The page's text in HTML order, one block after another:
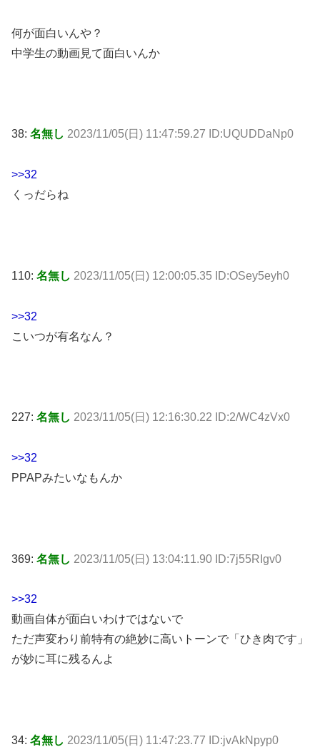
何が面白いんや？
中学生の動画見て面白いんか
38: 名無し 2023/11/05(日) 11:47:59.27 ID:UQUDDaNp0
>>32
くっだらね
110: 名無し 2023/11/05(日) 12:00:05.35 ID:OSey5eyh0
>>32
こいつが有名なん？
227: 名無し 2023/11/05(日) 12:16:30.22 ID:2/WC4zVx0
>>32
PPAPみたいなもんか
369: 名無し 2023/11/05(日) 13:04:11.90 ID:7j55RIgv0
>>32
動画自体が面白いわけではないで
ただ声変わり前特有の絶妙に高いトーンで「ひき肉です」
が妙に耳に残るんよ
34: 名無し 2023/11/05(日) 11:47:23.77 ID:jvAkNpyp0